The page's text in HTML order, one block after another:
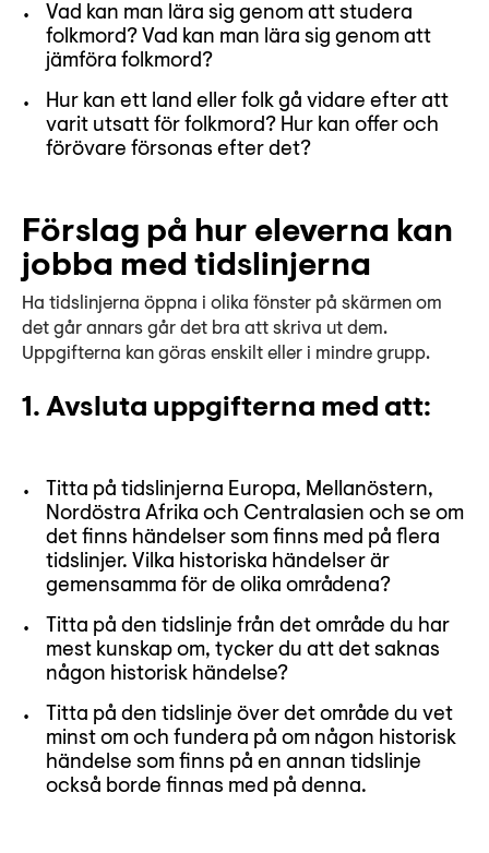
Vad kan man lära sig genom att studera
folkmord? Vad kan man lära sig genom att
jämföra folkmord?
Hur kan ett land eller folk gå vidare efter att
varit utsatt för folkmord? Hur kan offer och
förövare försonas efter det?
Förslag på hur eleverna kan
jobba med tidslinjerna
Ha tidslinjerna öppna i olika fönster på skärmen om
det går annars går det bra att skriva ut dem.
Uppgifterna kan göras enskilt eller i mindre grupp.
1. Avsluta uppgifterna med att:
Titta på tidslinjerna Europa, Mellanöstern,
Nordöstra Afrika och Centralasien och se om
det finns händelser som finns med på flera
tidslinjer. Vilka historiska händelser är
gemensamma för de olika områdena?
Titta på den tidslinje från det område du har
mest kunskap om, tycker du att det saknas
någon historisk händelse?
Titta på den tidslinje över det område du vet
minst om och fundera på om någon historisk
händelse som finns på en annan tidslinje
också borde finnas med på denna.